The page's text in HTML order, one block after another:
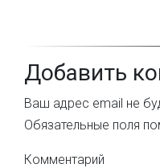
Добавить
Ваш адрес email не
Обязательные поля
Комментарий